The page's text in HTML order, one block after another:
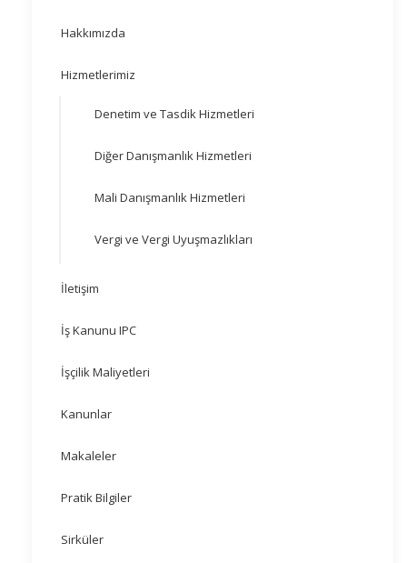
Hakkımızda
Hizmetlerimiz
Denetim ve Tasdik Hizmetleri
Diğer Danışmanlık Hizmetleri
Mali Danışmanlık Hizmetleri
Vergi ve Vergi Uyuşmazlıkları
İletişim
İş Kanunu IPC
İşçilik Maliyetleri
Kanunlar
Makaleler
Pratik Bilgiler
Sirküler